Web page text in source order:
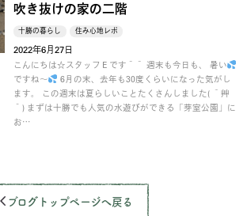
吹き抜けの家の二階
十勝の暮らし 住み心地レポ
2022年6月27日
こんにちは☆スタッフＥです＾＾ 週末も今日も、 暑い
ですね～
6月の末、去年も30度くらいになった気がし
ます。 この週末は夏らしいことたくさんしました( ´艸
｀) まずは十勝でも人気の水遊びができる「芽室公園」に
お…
ブログトップページへ戻る